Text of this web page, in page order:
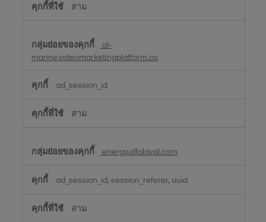
สาม
al-
marine.videomarketingplatform.co
ad_session_id
สาม
energy.alfalaval.com
ad_session_id, session_referer, uuid
สาม